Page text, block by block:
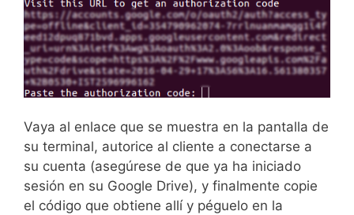
Vaya al enlace que se muestra en la pantalla de
su terminal, autorice al cliente a conectarse a
su cuenta (asegúrese de que ya ha iniciado
sesión en su Google Drive), y finalmente copie
el código que obtiene allí y péguelo en la